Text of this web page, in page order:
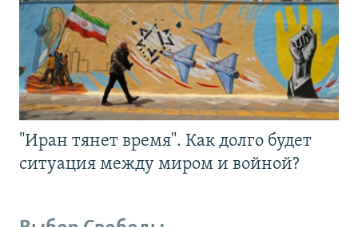
"Иран тянет время". Как долго будет
ситуация между миром и войной?